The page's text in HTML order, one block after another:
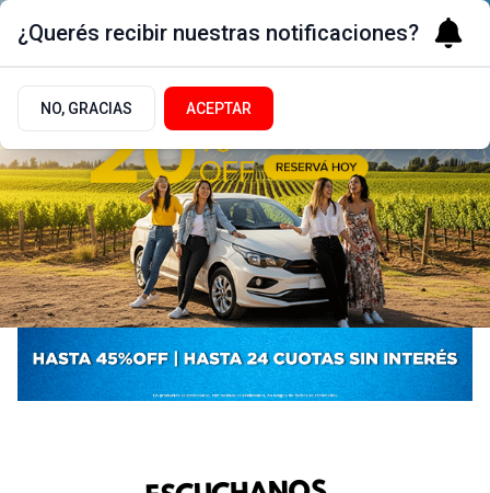
¿Querés recibir nuestras notificaciones?
NO, GRACIAS ACEPTAR